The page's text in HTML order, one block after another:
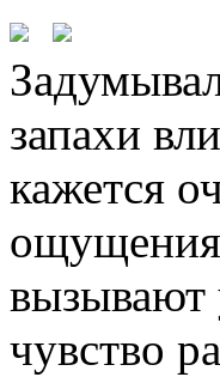
запахи
кажется
вызывают
чувство